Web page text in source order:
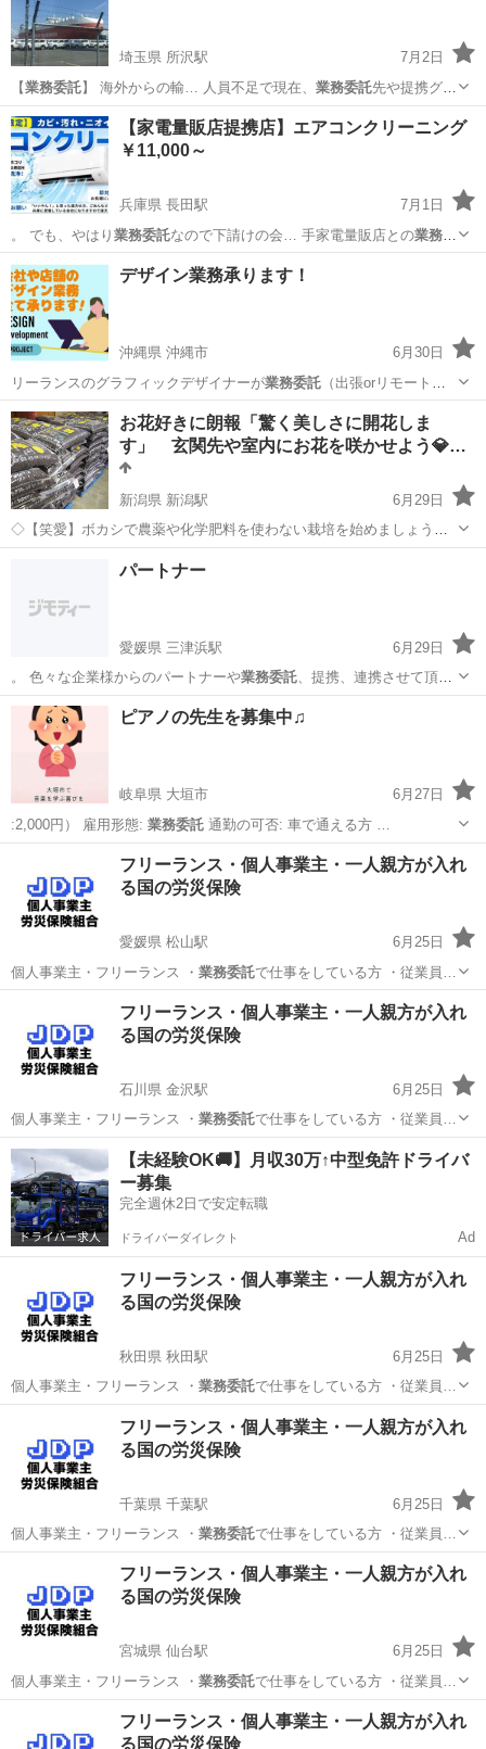
埼玉県 所沢駅
7月2日
【業務委託】 海外からの輸… 人員不足で現在、 業務委託先や提携グル
ープ… 用形態は基本的に業務委託となりますが、研…
埼玉 所沢市 所沢駅 その他 業務委託
【家電量販店提携店】エアコンクリーニング
￥11,000～
兵庫県 長田駅
7月1日
。 でも、やはり 業務委託なので下請けの会… 手家電量販店との業務委
託を皮切りにエアコ…
兵庫 神戸市 長田駅 エアコン掃除
デザイン業務承ります！
沖縄県 沖縄市
6月30日
リーランスのグラフィックデザイナーが業務委託（出張orリモート）
で、あらゆるデザ…
沖縄 沖縄市 その他 業務委託
お花好きに朗報「驚く美しさに開花しま
す」 玄関先や室内にお花を咲かせよう💎業
務…
新潟県 新潟駅
6月29日
◇【笑愛】ボカシで農薬や化学肥料を使わない栽培を始めましょう。
プランタでも鉢植えでも、畑でも田圃でも栽培する場所を選ばな
い「万能たい肥」 ≪有機JAS肥料名「活菌態【笑愛】ボカシ」は
新潟駅
パートナー
愛媛県 三津浜駅
6月29日
。 色々な企業様からのパートナーや業務委託、提携、連携させて頂き
たいなどのお話…
愛媛 松山市 三津浜駅 その他
ピアノの先生を募集中♫
岐阜県 大垣市
6月27日
:2,000円） 雇用形態: 業務委託 通勤の可否: 車で通える方 …
その他
フリーランス・個人事業主・一人親方が入れ
る国の労災保険
愛媛県 松山駅
6月25日
個人事業主・フリーランス ・ 業務委託 で仕事をしている方 ・従業員…
松山駅 その他 個人事業主
フリーランス・個人事業主・一人親方が入れ
る国の労災保険
石川県 金沢駅
6月25日
個人事業主・フリーランス ・ 業務委託 で仕事をしている方 ・従業員…
石川 金沢市 金沢駅 その他 個人事業主
【未経験OK🚚】月収30万↑中型免許ドライバ
ー募集
完全週休2日で安定転職
ドライバーダイレクト Ad
フリーランス・個人事業主・一人親方が入れ
る国の労災保険
秋田県 秋田駅
6月25日
個人事業主・フリーランス ・ 業務委託 で仕事をしている方 ・従業員…
秋田駅 その他 個人事業主
フリーランス・個人事業主・一人親方が入れ
る国の労災保険
千葉県 千葉駅
6月25日
個人事業主・フリーランス ・ 業務委託 で仕事をしている方 ・従業員…
千葉駅 その他 個人事業主
フリーランス・個人事業主・一人親方が入れ
る国の労災保険
宮城県 仙台駅
6月25日
個人事業主・フリーランス ・ 業務委託 で仕事をしている方 ・従業員…
仙台駅 その他
フリーランス・個人事業主・一人親方が入れ
る国の労災保険